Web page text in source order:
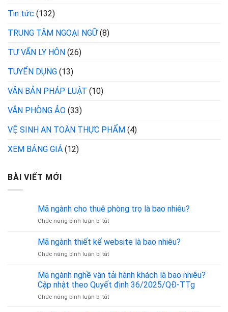
Tin tức (132)
TRUNG TÂM NGOẠI NGỮ(8)
TƯ VẤN LY HÔN (26)
TUYỂN DỤNG (13)
VĂN BẢN PHÁP LUẬT (10)
VĂN PHÒNG ẢO (33)
VỆ SINH AN TOÀN THỰC PHẨM (4)
XEM BẢNG GIÁ (12)
BÀI VIẾT MỚI
Mã ngành cho thuê phòng trọ là bao nhiêu?
Chức năng bình luận bị tắtở
ngành
cho
thuê
trọ
là
bao
nhiêu?
Mã ngành thiết kế website là bao nhiêu?
Chức năng bình luận bị tắtở
ngành
thiết
kế
website
Mã ngành nghề vận tải hành khách là bao nhiêu?
Cập nhật theo Quyết định 36/2025/QĐ-TTg
Chức năng bình luận bị tắtở